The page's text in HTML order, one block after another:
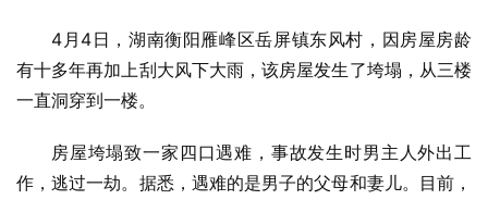
4月4日，湖南衡阳雁峰区岳屏镇东风村，因房屋房龄
有十多年再加上刮大风下大雨，该房屋发生了垮塌，从三楼
一直洞穿到一楼。
房屋垮塌致一家四口遇难，事故发生时男主人外出工
作，逃过一劫。据悉，遇难的是男子的父母和妻儿。目前，